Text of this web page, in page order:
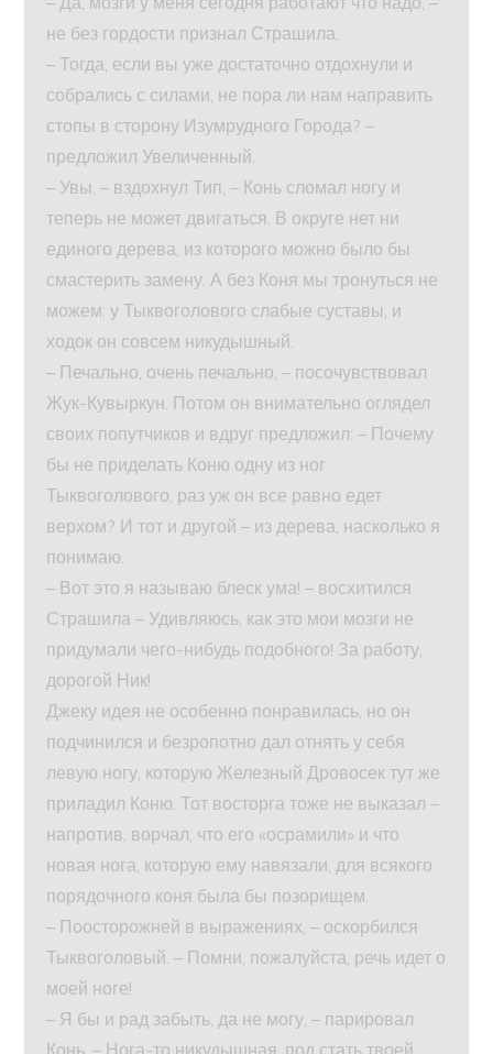
не без гордости признал Страшила.
– Тогда, если вы уже достаточно отдохнули и
собрались с силами, не пора ли нам направить
стопы в сторону Изумрудного Города? –
предложил Увеличенный.
– Увы, – вздохнул Тип, – Конь сломал ногу и
теперь не может двигаться. В округе нет ни
единого дерева, из которого можно было бы
смастерить замену. А без Коня мы тронуться не
можем: у Тыквоголового слабые суставы, и
ходок он совсем никудышный.
– Печально, очень печально, – посочувствовал
Жук-Кувыркун. Потом он внимательно оглядел
своих попутчиков и вдруг предложил: – Почему
бы не приделать Коню одну из ног
Тыквоголового, раз уж он все равно едет
верхом? И тот и другой – из дерева, насколько я
понимаю.
– Вот это я называю блеск ума! – восхитился
Страшила – Удивляюсь, как это мои мозги не
придумали чего-нибудь подобного! За работу,
дорогой Ник!
Джеку идея не особенно понравилась, но он
подчинился и безропотно дал отнять у себя
левую ногу, которую Железный Дровосек тут же
приладил Коню. Тот восторга тоже не выказал –
напротив, ворчал, что его «осрамили» и что
новая нога, которую ему навязали, для всякого
порядочного коня была бы позорищем.
– Поосторожней в выражениях, – оскорбился
Тыквоголовый. – Помни, пожалуйста, речь идет о
моей ноге!
– Я бы и рад забыть, да не могу, – парировал